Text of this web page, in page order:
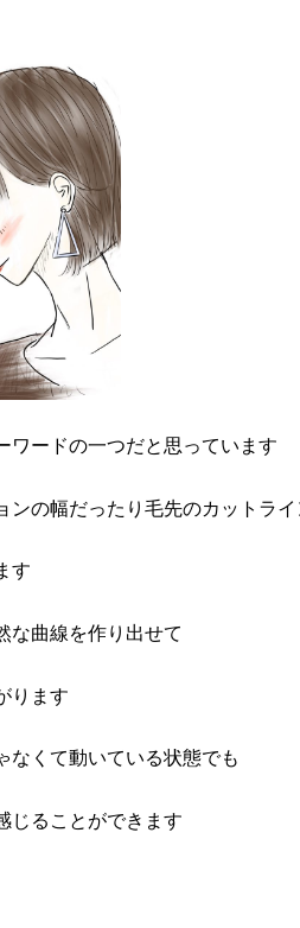
ワードの一つだと思っています
ンの幅だったり毛先のカットラ
す
な曲線を作り出せて
ります
なくて動いている状態でも
じることができます